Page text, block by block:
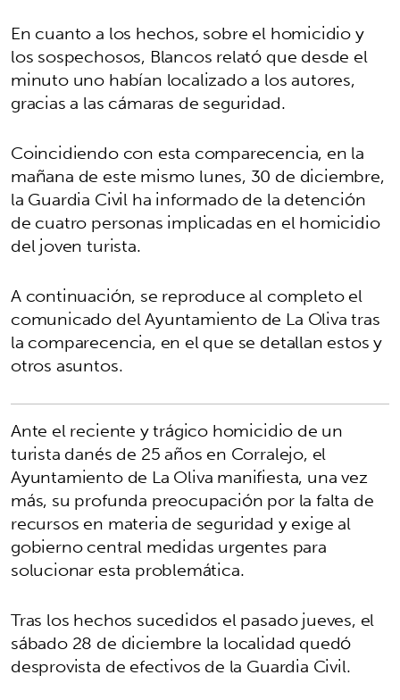
En cuanto a los hechos, sobre el homicidio y
los sospechosos, Blancos relató que desde el
minuto uno habían localizado a los autores,
gracias a las cámaras de seguridad.
Coincidiendo con esta comparecencia, en la
mañana de este mismo lunes, 30 de diciembre,
la Guardia Civil ha informado de la detención
de cuatro personas implicadas en el homicidio
del joven turista.
A continuación, se reproduce al completo el
comunicado del Ayuntamiento de La Oliva tras
la comparecencia, en el que se detallan estos y
otros asuntos.
Ante el reciente y trágico homicidio de un
turista danés de 25 años en Corralejo, el
Ayuntamiento de La Oliva manifiesta, una vez
más, su profunda preocupación por la falta de
recursos en materia de seguridad y exige al
gobierno central medidas urgentes para
solucionar esta problemática.
Tras los hechos sucedidos el pasado jueves, el
sábado 28 de diciembre la localidad quedó
desprovista de efectivos de la Guardia Civil.